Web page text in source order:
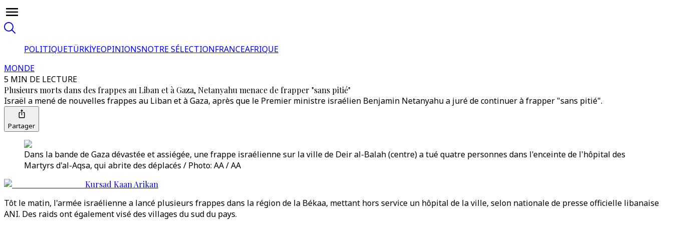
POLITIQUETÜRKİYEOPINIONSNOTRE SÉLECTIONFRANCEAFRIQUE
MONDE
5 MIN DE LECTURE
Plusieurs morts dans des frappes au Liban et à Gaza, Netanyahu menace de frapper "sans pitié"
Israël a mené de nouvelles frappes au Liban et à Gaza, après que le Premier ministre israélien Benjamin Netanyahu a juré de continuer à frapper "sans pitié".
Partager
Dans la bande de Gaza dévastée et assiégée, une frappe israélienne sur la ville de Deir al-Balah (centre) a tué quatre personnes dans l'enceinte de l'hôpital des
Martyrs d'al-Aqsa, qui abrite des déplacés / Photo: AA / AA
Kursad Kaan Arikan
Tôt le matin, l'armée israélienne a lancé plusieurs frappes dans la région de la Békaa, mettant hors service un hôpital de la ville, selon nationale de presse officielle libanaise
ANI. Des raids ont également visé des villages du sud du pays.